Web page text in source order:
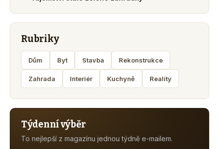
Rubriky
Dům Byt Stavba Rekonstrukce
Zahrada Interiér Kuchyně Reality
Týdenní výběr
To nejlepší z magazínu jednou týdně e-mailem.